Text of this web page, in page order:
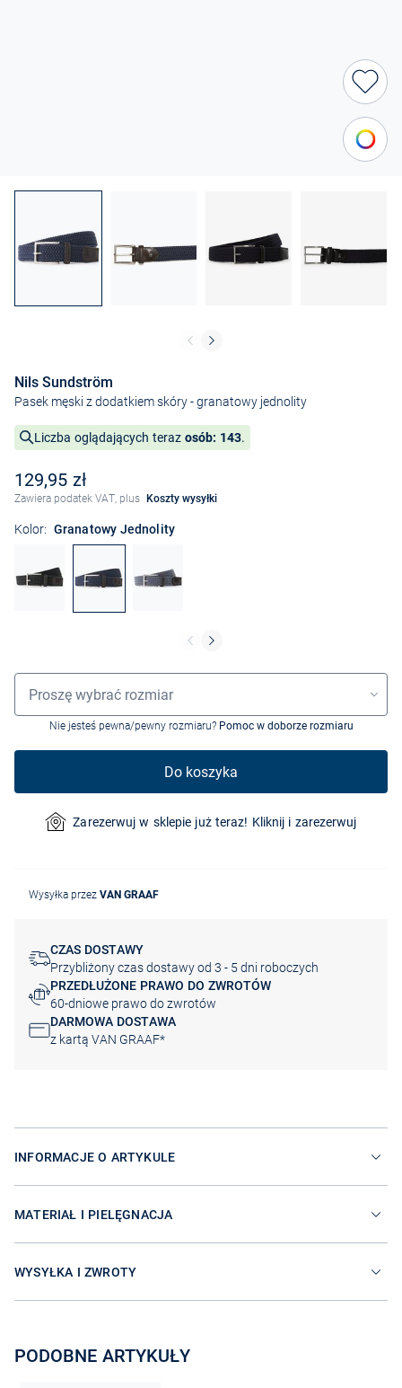
Nils Sundström
Pasek męski z dodatkiem skóry- granatowy jednolity
Liczba oglądających teraz osób: 143.
129,95 zł
Zawiera podatek VAT, plus Koszty wysyłki
Kolor: Granatowy Jednolity
Wybór rozmiaru
Proszę wybrać rozmiar
Nie jesteś pewna/pewny rozmiaru? Pomoc w doborze rozmiaru
Do koszyka
Zarezerwuj w sklepie już teraz! Kliknij i zarezerwuj
Wysyłka przez VAN GRAAF
CZAS DOSTAWY
Przybliżony czas dostawy od 3 - 5 dni roboczych
PRZEDŁUŻONE PRAWO DO ZWROTÓW
60-dniowe prawo do zwrotów
DARMOWA DOSTAWA
z kartą VAN GRAAF*
INFORMACJE O ARTYKULE
MATERIAŁ I PIELĘGNACJA
WYSYŁKA I ZWROTY
PODOBNE ARTYKUŁY